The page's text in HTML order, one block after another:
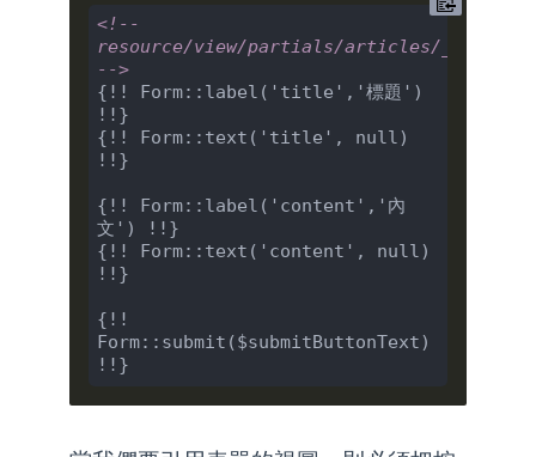
<!--
resource/view/partials/articles/
-->
{!! Form::label('title','標題')
!!}
{!! Form::text('title', null)
!!}
{!! Form::label('content','內
文') !!}
{!! Form::text('content', null)
!!}
{!!
Form::submit($submitButtonText)